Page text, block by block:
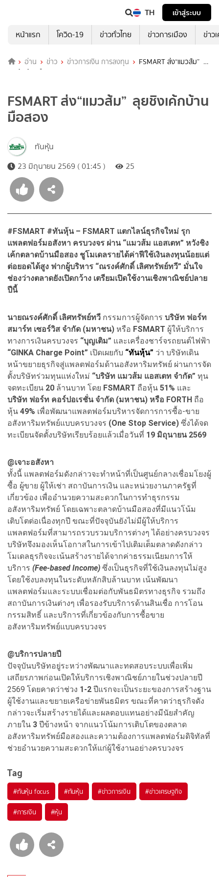
TH
เข้าสู่ระบบ
หน้าแรก
โควิด-19 ข่าวทั่วไทย ข่าวการเมือง ข่าว
อ่าน ข่าว ข่าวการเงิน การลงทุน
FSMART ส่ง“แมวส้ม” ลุย
ชิงเค้กบ้านมือสอง
FSMART ส่ง“แมวส้ม” ลุยชิงเค้กบ้าน
มือสอง
ทันหุ้น
23 มิถุนายน 2569 ( 01:45 )
25
#FSMART #ทันหุ้น – FSMART แตกไลน์ธุรกิจใหม่ รุก
แพลตฟอร์มอสังหา ครบวงจร ผ่าน “แมวส้ม แอสเตท” หวังชิง
เค้กตลาดบ้านมือสอง ชูโมเดลรายได้ค่าฟีใช้เงินลงทุนน้อยแต่
ต่อยอดได้สูง ฟากผู้บริหาร “ณรงค์ศักดิ์ เลิศทรัพย์ทวี” มั่นใจ
ช่องว่างตลาดยังเปิดกว้าง เตรียมเปิดใช้งานเชิงพาณิชย์ปลาย
ปีนี้
นายณรงค์ศักดิ์ เลิศทรัพย์ทวี กรรมการผู้จัดการ บริษัท ฟอร์ท
สมาร์ท เซอร์วิส จำกัด (มหาชน) หรือ FSMART ผู้ให้บริการ
ทางการเงินครบวงจร “บุญเติม” และเครื่องชาร์จรถยนต์ไฟฟ้า
“GINKA Charge Point” เปิดเผยกับ “ทันหุ้น” ว่า บริษัทเดิน
หน้าขยายธุรกิจสู่แพลตฟอร์มด้านอสังหาริมทรัพย์ ผ่านการจัด
ตั้งบริษัทร่วมทุนแห่งใหม่ “บริษัท แมวส้ม แอสเตท จำกัด” ทุน
จดทะเบียน 20 ล้านบาท โดย FSMART ถือหุ้น 51% และ
บริษัท ฟอร์ท คอร์ปอเรชั่น จำกัด (มหาชน) หรือ FORTH ถือ
หุ้น 49% เพื่อพัฒนาแพลตฟอร์มบริหารจัดการการซื้อ-ขาย
อสังหาริมทรัพย์แบบครบวงจร (One Stop Service) ซึ่งได้จด
ทะเบียนจัดตั้งบริษัทเรียบร้อยแล้วเมื่อวันที่ 19 มิถุนายน 2569
@เจาะอสังหา
ทั้งนี้ แพลตฟอร์มดังกล่าวจะทำหน้าที่เป็นศูนย์กลางเชื่อมโยงผู้
ซื้อ ผู้ขาย ผู้ให้เช่า สถาบันการเงิน และหน่วยงานภาครัฐที่
เกี่ยวข้อง เพื่ออำนวยความสะดวกในการทำธุรกรรม
อสังหาริมทรัพย์ โดยเฉพาะตลาดบ้านมือสองที่มีแนวโน้ม
เติบโตต่อเนื่องทุกปี ขณะที่ปัจจุบันยังไม่มีผู้ให้บริการ
แพลตฟอร์มที่สามารถรวบรวมบริการต่างๆ ได้อย่างครบวงจร
บริษัทจึงมองเห็นโอกาสในการเข้าไปเติมเต็มตลาดดังกล่าว
โมเดลธุรกิจจะเน้นสร้างรายได้จากค่าธรรมเนียมการให้
บริการ (Fee-based Income) ซึ่งเป็นธุรกิจที่ใช้เงินลงทุนไม่สูง
โดยใช้งบลงทุนในระดับหลักสิบล้านบาท เน้นพัฒนา
แพลตฟอร์มและระบบเชื่อมต่อกับพันธมิตรทางธุรกิจ รวมถึง
สถาบันการเงินต่างๆ เพื่อรองรับบริการด้านสินเชื่อ การโอน
กรรมสิทธิ์ และบริการที่เกี่ยวข้องกับการซื้อขาย
อสังหาริมทรัพย์แบบครบวงจร
@บริการปลายปี
ปัจจุบันบริษัทอยู่ระหว่างพัฒนาและทดสอบระบบเพื่อเพิ่ม
เสถียรภาพก่อนเปิดให้บริการเชิงพาณิชย์ภายในช่วงปลายปี
2569 โดยคาดว่าช่วง 1-2 ปีแรกจะเป็นระยะของการสร้างฐาน
ผู้ใช้งานและขยายเครือข่ายพันธมิตร ขณะที่คาดว่าธุรกิจดัง
กล่าวจะเริ่มสร้างรายได้และผลตอบแทนอย่างมีนัยสำคัญ
ภายใน 3 ปีข้างหน้า จากแนวโน้มการเติบโตของตลาด
อสังหาริมทรัพย์มือสองและความต้องการแพลตฟอร์มดิจิทัลที่
ช่วยอำนวยความสะดวกให้แก่ผู้ใช้งานอย่างครบวงจร
Tag
#ทันหุ้น focus #ทันหุ้น #ข่าวการเงิน #ข่าวเศรษฐกิจ
#การเงิน #หุ้น